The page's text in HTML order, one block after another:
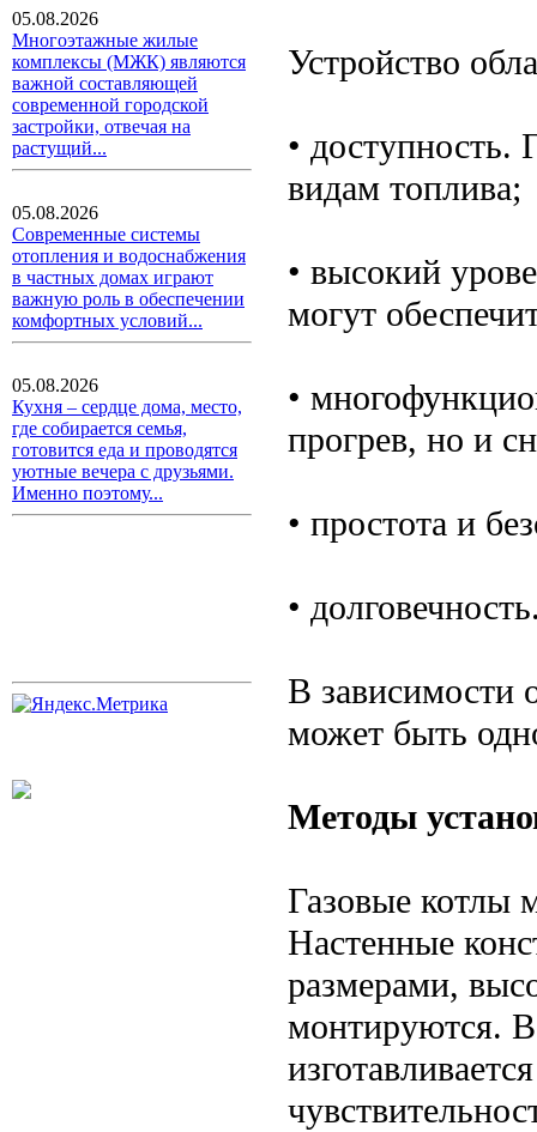
05.08.2026
Многоэтажные жилые
комплексы (МЖК) являются
важной составляющей
современной городской
застройки, отвечая на
растущий...
05.08.2026
Современные системы
отопления и водоснабжения
в частных домах играют
важную роль в обеспечении
комфортных условий...
05.08.2026
Кухня – сердце дома, место,
где собирается семья,
готовится еда и проводятся
уютные вечера с друзьями.
Именно поэтому...
Устройство
• доступность.
видам топлива;
• высокий
могут
•
прогрев, но и
• простота и
•
В зависимости
может быть
Методы
Газовые котлы
Настенные
размерами,
монтируются.